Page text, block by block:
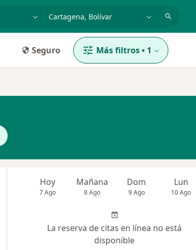
Seguro Más filtros• 1
Hoy
7 Ago
Mañana
8 Ago
Dom
9 Ago
Lun
10 Ago
La reserva de citas en línea no está
disponible